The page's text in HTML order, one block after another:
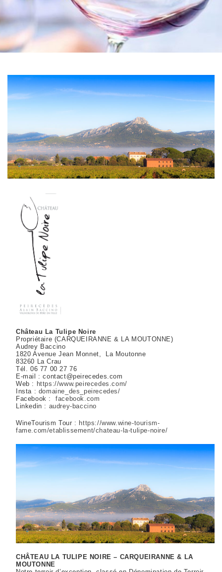
Château La Tulipe Noire
Propriétaire (CARQUEIRANNE & LA MOUTONNE)
Audrey Baccino
1820 Avenue Jean Monnet, La Moutonne
83260 La Crau
Tél. 06 77 00 27 76
E-mail : contact@peirecedes.com
Web : https://www.peirecedes.com/
Insta : domaine_des_peirecedes/
Facebook :facebook.com
Linkedin : audrey-baccino
WineTourism Tour : https://www.wine-tourism-
fame.com/etablissement/chateau-la-tulipe-noire/
CHÂTEAU LA TULIPE NOIRE – CARQUEIRANNE & LA
MOUTONNE